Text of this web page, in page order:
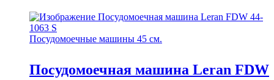
Посудомоечные машины 45 см.
Посудомоечная машина Leran FDW